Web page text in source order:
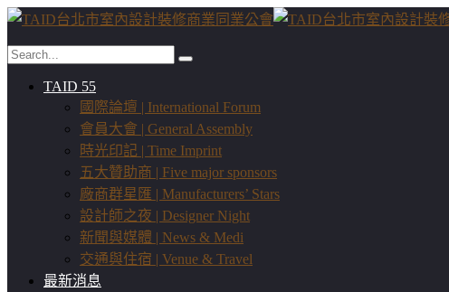
TAID 55
國際論壇 | International Forum
會員大會 | General Assembly
時光印記 | Time Imprint
五大贊助商 | Five major sponsors
廠商群星匯 | Manufacturers’ Stars
設計師之夜 | Designer Night
新聞與媒體 | News & Medi
交通與住宿 | Venue & Travel
最新消息